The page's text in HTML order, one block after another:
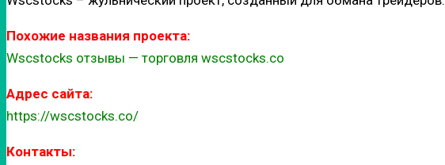
Похожие названия проекта:
Wscstocks отзывы — торговля wscstocks.co
Адрес сайта:
https://wscstocks.co/
Контакты: